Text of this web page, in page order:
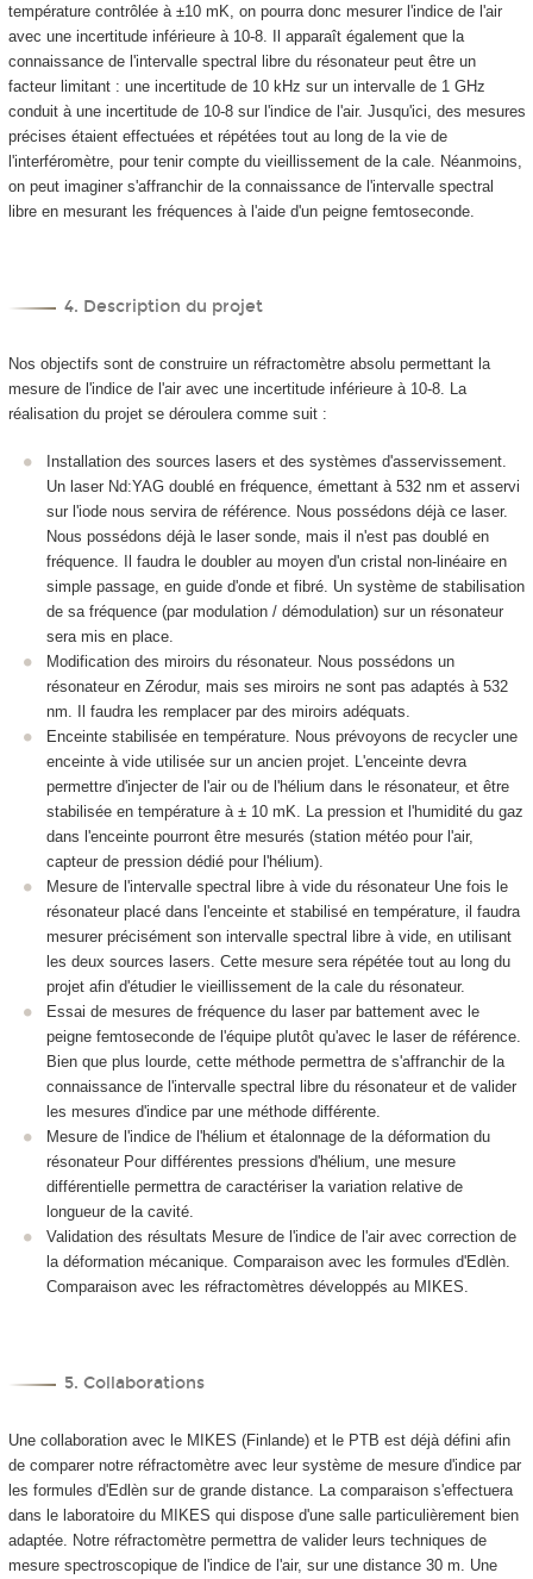
température contrôlée à ±10 mK, on pourra donc mesurer l'indice de l'air
avec une incertitude inférieure à 10-8. Il apparaît également que la
connaissance de l'intervalle spectral libre du résonateur peut être un
facteur limitant : une incertitude de 10 kHz sur un intervalle de 1 GHz
conduit à une incertitude de 10-8sur l'indice de l'air. Jusqu'ici, des mesures
précises étaient effectuées et répétées tout au long de la vie de
l'interféromètre, pour tenir compte du vieillissement de la cale. Néanmoins,
on peut imaginer s'affranchir de la connaissance de l'intervalle spectral
libre en mesurant les fréquences à l'aide d'un peigne femtoseconde.
4. Description du projet
Nos objectifs sont de construire un réfractomètre absolu permettant la
mesure de l'indice de l'air avec une incertitude inférieure à 10-8. La
réalisation du projet se déroulera comme suit :
Installation des sources lasers et des systèmes d'asservissement.
Un laser Nd:YAG doublé en fréquence, émettant à 532 nm et asservi
sur l'iode nous servira de référence. Nous possédons déjà ce laser.
Nous possédons déjà le laser sonde, mais il n'est pas doublé en
fréquence. Il faudra le doubler au moyen d'un cristal non-linéaire en
simple passage, en guide d'onde et fibré. Un système de stabilisation
de sa fréquence (par modulation / démodulation) sur un résonateur
sera mis en place.
Modification des miroirs du résonateur. Nous possédons un
résonateur en Zérodur, mais ses miroirs ne sont pas adaptés à 532
nm. Il faudra les remplacer par des miroirs adéquats.
Enceinte stabilisée en température. Nous prévoyons de recycler une
enceinte à vide utilisée sur un ancien projet. L'enceinte devra
permettre d'injecter de l'air ou de l'hélium dans le résonateur, et être
stabilisée en température à ± 10 mK. La pression et l'humidité du gaz
dans l'enceinte pourront être mesurés (station météo pour l'air,
capteur de pression dédié pour l'hélium).
Mesure de l'intervalle spectral libre à vide du résonateur Une fois le
résonateur placé dans l'enceinte et stabilisé en température, il faudra
mesurer précisément son intervalle spectral libre à vide, en utilisant
les deux sources lasers. Cette mesure sera répétée tout au long du
projet afin d'étudier le vieillissement de la cale du résonateur.
Essai de mesures de fréquence du laser par battement avec le
peigne femtoseconde de l'équipe plutôt qu'avec le laser de référence.
Bien que plus lourde, cette méthode permettra de s'affranchir de la
connaissance de l'intervalle spectral libre du résonateur et de valider
les mesures d'indice par une méthode différente.
Mesure de l'indice de l'hélium et étalonnage de la déformation du
résonateur Pour différentes pressions d'hélium, une mesure
différentielle permettra de caractériser la variation relative de
longueur de la cavité.
Validation des résultats Mesure de l'indice de l'air avec correction de
la déformation mécanique. Comparaison avec les formules d'Edlèn.
Comparaison avec les réfractomètres développés au MIKES.
5. Collaborations
Une collaboration avec le MIKES (Finlande) et le PTB est déjà défini afin
de comparer notre réfractomètre avec leur système de mesure d'indice par
les formules d'Edlèn sur de grande distance. La comparaison s'effectuera
dans le laboratoire du MIKES qui dispose d'une salle particulièrement bien
adaptée. Notre réfractomètre permettra de valider leurs techniques de
mesure spectroscopique de l'indice de l'air, sur une distance 30 m. Une